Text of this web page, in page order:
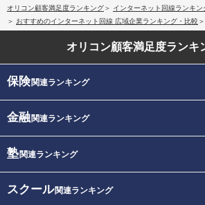
オリコン顧客満足度ランキング
インターネット回線ランキン
おすすめのインターネット回線 広域企業ランキング・比較
オリコン顧客満足度ランキ
保険関連ランキング
金融関連ランキング
塾関連ランキング
スクール関連ランキング